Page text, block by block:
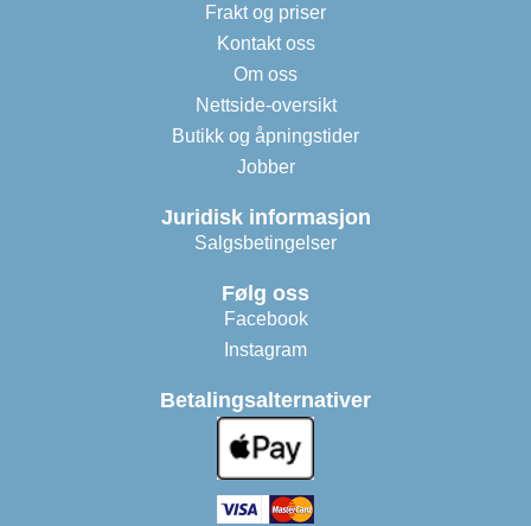
Frakt og priser
Kontakt oss
Om oss
Nettside-oversikt
Butikk og åpningstider
Jobber
Juridisk informasjon
Salgsbetingelser
Følg oss
Facebook
Instagram
Betalingsalternativer